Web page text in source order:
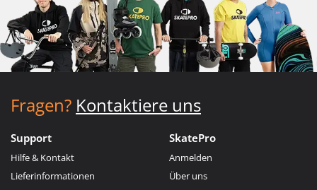
Fragen? Kontaktiere uns
Support
Hilfe & Kontakt
Lieferinformationen
SkatePro
Anmelden
Über uns